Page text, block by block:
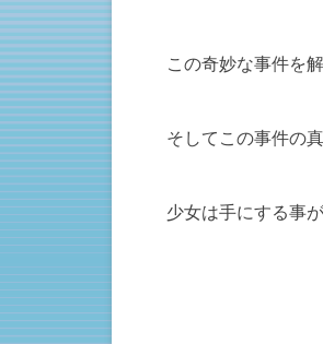
この奇妙な事件を
そしてこの事件の真
少女は手にする事